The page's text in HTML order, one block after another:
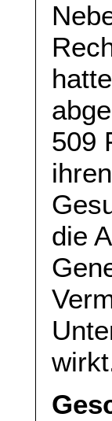
509
die